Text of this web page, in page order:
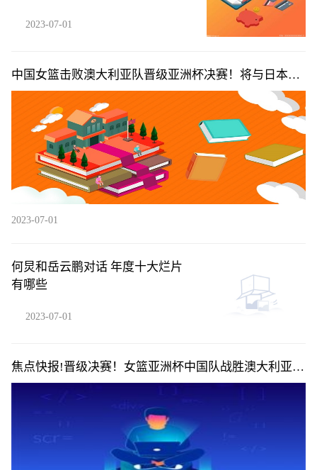
2023-07-01
中国女篮击败澳大利亚队晋级亚洲杯决赛！将与日本女
篮争冠|每日热闻
2023-07-01
何炅和岳云鹏对话 年度十大烂片
有哪些
2023-07-01
焦点快报!晋级决赛！女篮亚洲杯中国队战胜澳大利亚
队，明日将对阵日本